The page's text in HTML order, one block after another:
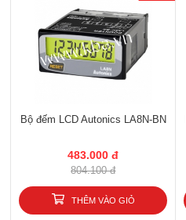
Bộ đếm LCD Autonics LA8N-BN
483.000 đ
804.100 đ
THÊM VÀO GIỎ